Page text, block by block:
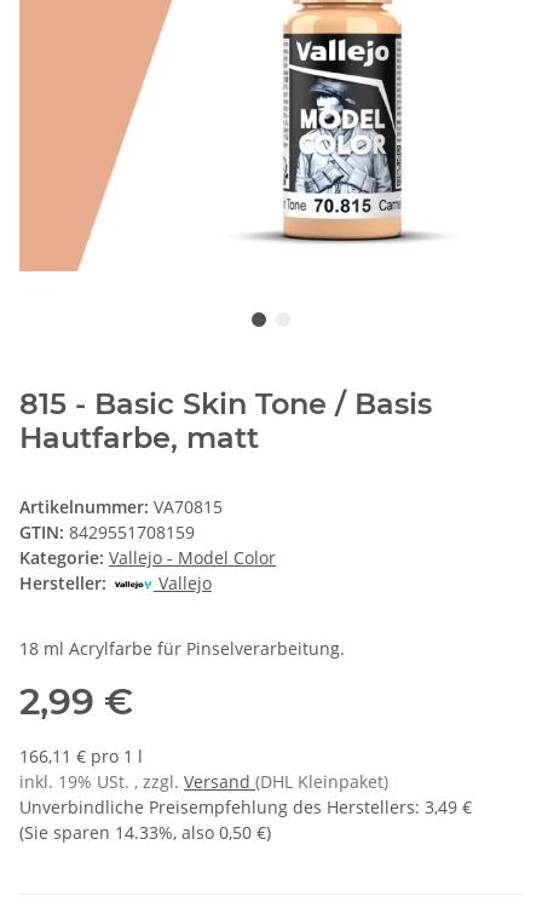
815 - Basic Skin Tone / Basis
Hautfarbe, matt
Artikelnummer: VA70815
GTIN: 8429551708159
Kategorie: Vallejo - Model Color
Hersteller:
Vallejo
18 ml Acrylfarbe für Pinselverarbeitung.
2,99 €
166,11 € pro 1 l
inkl. 19% USt. , zzgl. Versand (DHL Kleinpaket)
Unverbindliche Preisempfehlung des Herstellers: 3,49 €
(Sie sparen 14.33%, also 0,50 €)